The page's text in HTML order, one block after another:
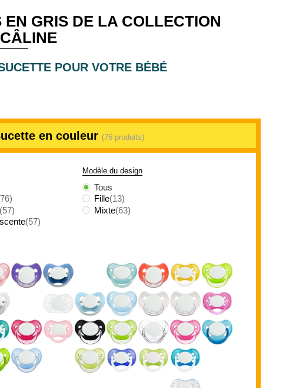
GRIS DE LA COLLECTION
POUR VOTRE BÉBÉ
en couleur (76 produits)
(57)
(57)
Modèle du design
Tous
Fille(13)
Mixte(63)